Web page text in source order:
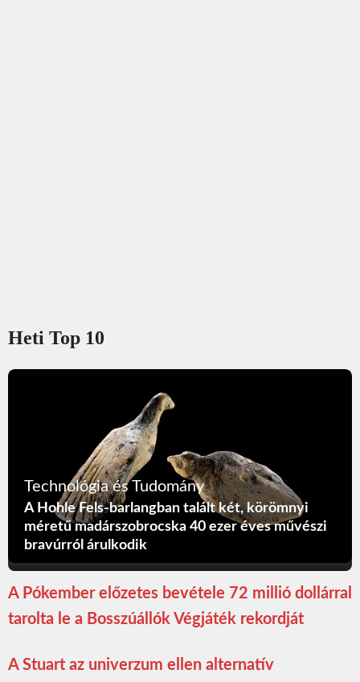
Heti Top 10
Technológia és Tudomány
A Hohle Fels-barlangban talált két, körömnyi
méretű madárszobrocska 40 ezer éves művészi
bravúrról árulkodik
A Pókember előzetes bevétele 72 millió dollárral
tarolta le a Bosszúállók Végjáték rekordját
A Stuart az univerzum ellen alternatív